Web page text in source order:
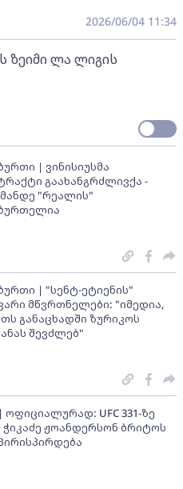
2026/06/04 11:34
ზეიმი ლა ლიგის
| ვინისიუსმა
გაახანგრძლივქა -
"რეალის"
| "სენტ-ეტიენის"
მწვრთნელები: "იმედია,
განაცხადში ზურიკოს
შევძლებ"
| ოფიციალურად: UFC 331-ზე
ჭიკაძე ჟოანდერსონ ბრიტოს